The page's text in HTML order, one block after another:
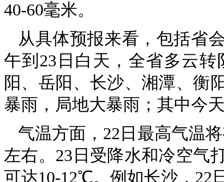
40-60毫米。
从具体预报来看，包括省
午到23日白天，全省多云
阳、岳阳、长沙、湘潭、衡
暴雨，局地大暴雨；其中今
气温方面，22日最高气温
左右。23日受降水和冷空气
可达10-12℃。例如长沙，22